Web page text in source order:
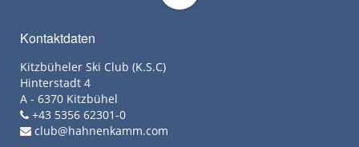
Kontaktdaten
Kitzbüheler Ski Club (K.S.C)
Hinterstadt 4
A - 6370 Kitzbühel
+43 5356 62301-0
club@hahnenkamm.com